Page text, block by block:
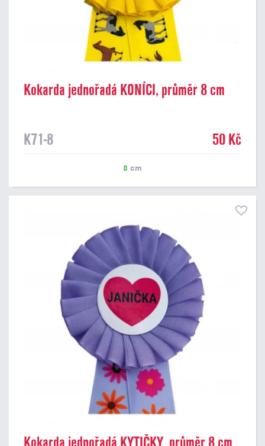
Kokarda jednořadá KONÍCI, průměr 8 cm
K71-8 50 Kč
8 cm